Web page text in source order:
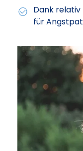
Dank relativ
für